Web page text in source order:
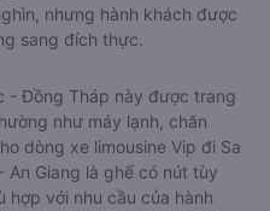
nhưng hành khách được
sang đích thực.
- Đồng Tháp này được trang
như máy lạnh, chăn
dòng xe limousine Vip đi Sa
Giang là ghế có nút tùy
hợp với nhu cầu của hành